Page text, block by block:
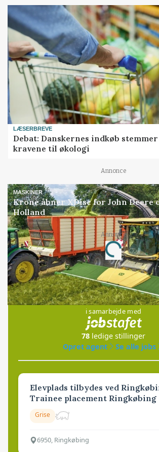
LÆSERBREVE
Debat: Danskernes indkøb
kravene til økologi
Annonce
MASKINER
Krone åbner XDisc for John Deere
Holland
Annonce
Loading...
Jobs
i samarbejde med
78 ledige stillinger
Opret agent
Se alle jobs
Elevplads tilbydes ved
Trainee placement Ringkøbing
Grise
6950, Ringkøbing